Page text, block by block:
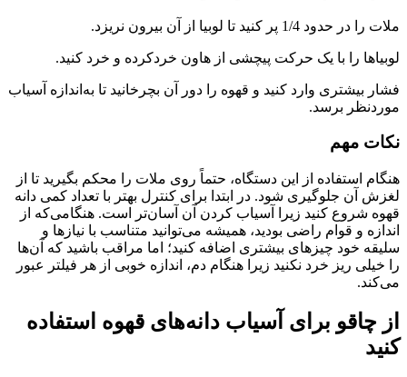
ملات را در حدود 1/4 پر کنید تا لوبیا از آن بیرون نریزد.
لوبیاها را با یک حرکت پیچشی از هاون خردکرده و خرد کنید.
فشار بیشتری وارد کنید و قهوه را دور آن بچرخانید تا به‌اندازه آسیاب
موردنظر برسد.
نکات مهم
هنگام استفاده از این دستگاه، حتماً روی ملات را محکم بگیرید تا از
لغزش آن جلوگیری شود. در ابتدا برای کنترل بهتر با تعداد کمی دانه
قهوه شروع کنید زیرا آسیاب کردن آن آسان‌تر است. هنگامی‌که از
اندازه و قوام راضی بودید، همیشه می‌توانید متناسب با نیازها و
سلیقه خود چیزهای بیشتری اضافه کنید؛ اما مراقب باشید که آن‌ها
را خیلی ریز خرد نکنید زیرا هنگام دم، اندازه خوبی از هر فیلتر عبور
می‌کند.
از چاقو برای آسیاب دانه‌های قهوه استفاده
کنید